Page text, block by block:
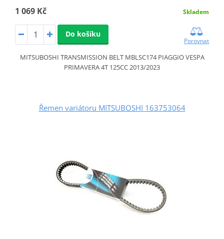
1 069 Kč Skladem
Do košíku
Porovnat
MITSUBOSHI TRANSMISSION BELT MBLSC174 PIAGGIO VESPA
PRIMAVERA 4T 125CC 2013/2023
Řemen variátoru MITSUBOSHI 163753064